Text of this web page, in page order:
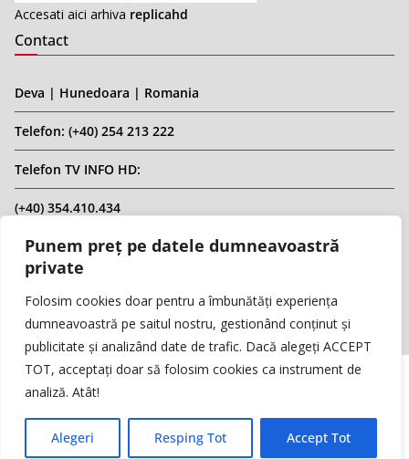
Punem preț pe datele dumneavoastră
private
Folosim cookies doar pentru a îmbunătăți experiența
dumneavoastră pe saitul nostru, gestionând conținut și
publicitate și analizând date de trafic. Dacă alegeți ACCEPT
TOT, acceptați doar să folosim cookies ca instrument de
analiză. Atât!
Alegeri Resping Tot Accept Tot
Accesati aici arhiva replicahd
Contact
Deva | Hunedoara | Romania
Telefon: (+40) 254 213 222
Telefon TV INFO HD:
(+40) 354.410.434
Email: infohd20@gmail.com
Website: www.replicahd.ro